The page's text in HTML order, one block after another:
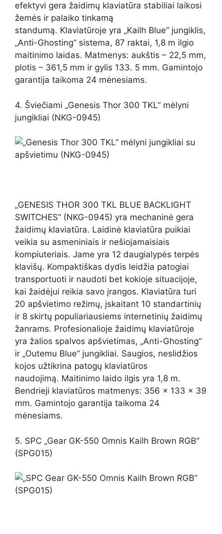
efektyvi gera žaidimų klaviatūra stabiliai laikosi
žemės ir palaiko tinkamą
standumą. Klaviatūroje yra „Kailh Blue“ jungiklis,
„Anti-Ghosting“ sistema, 87 raktai, 1,8 m ilgio
maitinimo laidas. Matmenys: aukštis – 22,5 mm,
plotis – 361,5 mm ir gylis 133. 5 mm. Gamintojo
garantija taikoma 24 mėnesiams.
4. Šviečiami „Genesis Thor 300 TKL“ mėlyni
jungikliai (NKG-0945)
„GENESIS THOR 300 TKL BLUE BACKLIGHT
SWITCHES“ (NKG-0945) yra mechaninė gera
žaidimų klaviatūra. Laidinė klaviatūra puikiai
veikia su asmeniniais ir nešiojamaisiais
kompiuteriais. Jame yra 12 daugialypės terpės
klavišų. Kompaktiškas dydis leidžia patogiai
transportuoti ir naudoti bet kokioje situacijoje,
kai žaidėjui reikia savo įrangos. Klaviatūra turi
20 apšvietimo režimų, įskaitant 10 standartinių
ir 8 skirtų populiariausiems internetinių žaidimų
žanrams. Profesionalioje žaidimų klaviatūroje
yra žalios spalvos apšvietimas, „Anti-Ghosting“
ir „Outemu Blue“ jungikliai. Saugios, neslidžios
kojos užtikrina patogų klaviatūros
naudojimą. Maitinimo laido ilgis yra 1,8 m.
Bendrieji klaviatūros matmenys: 356 x 133 x 39
mm. Gamintojo garantija taikoma 24
mėnesiams.
5. SPC „Gear GK-550 Omnis Kailh Brown RGB“
(SPG015)